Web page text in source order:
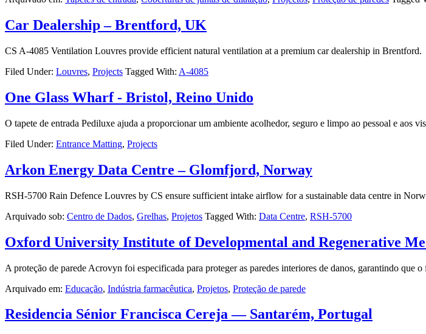
Car Dealership – Brentford, UK
CS A-4085 Ventilation Louvres provide efficient natural ventilation at a premium car dealership in Brentford.
Filed Under: Louvres, Projects Tagged With: A-4085
One Glass Wharf - Bristol, Reino Unido
O tapete de entrada Pediluxe ajuda a proporcionar um ambiente acolhedor, seguro e limpo ao pessoal e aos
Filed Under: Entrance Matting, Projects
Arkon Energy Data Centre – Glomfjord, Norway
RSH-5700 Rain Defence Louvres by CS ensure sufficient intake airflow for a sustainable data centre in
Arquivado sob: Centro de Dados, Grelhas, Projetos Tagged With: Data Centre, RSH-5700
Oxford University Institute of Developmental and Regenerative
A proteção de parede Acrovyn foi especificada para proteger as paredes interiores de danos, garantindo que
Arquivado em: Educação, Indústria farmacêutica, Projetos, Proteção de parede
Residencia Sénior Francisca Cereja — Santarém, Portugal